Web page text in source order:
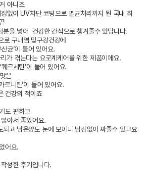
아니죠
없이 UV차단 코팅으로 멸균처리까지 된 국내 최
분을 넣어  건강한 간식으로 챙겨줄수 있답니다.
구내염 및구강건강에
산균‘이 들어 있어요.
가 겪는다는 요로계케어를 위한 제품이에요.
르세틴’이 들어 있어요.
은
르니틴‘이 들어 있어요.
건강의 적이죠
도 편하고
아서 좋았어요.
되고 남은양도 눈에 보이니 남김없이 짜줄수 있고요
어요.
성한 후기입니다.